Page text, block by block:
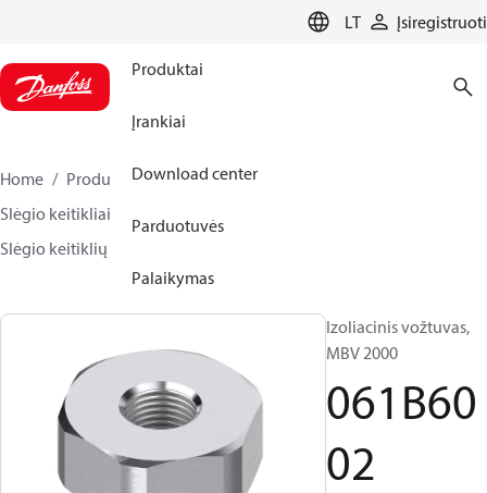
LT Įsiregistruoti
Produktai
Įrankiai
Download center
Parduotuvės
Palaikymas
Home Produktai
Sensing solutions
Slėgio keitikliai ir priedai
Slėgio keitiklių atsarginės dalys ir priedai
Izoliacinis vožtuvas,
MBV 2000
061B60
02